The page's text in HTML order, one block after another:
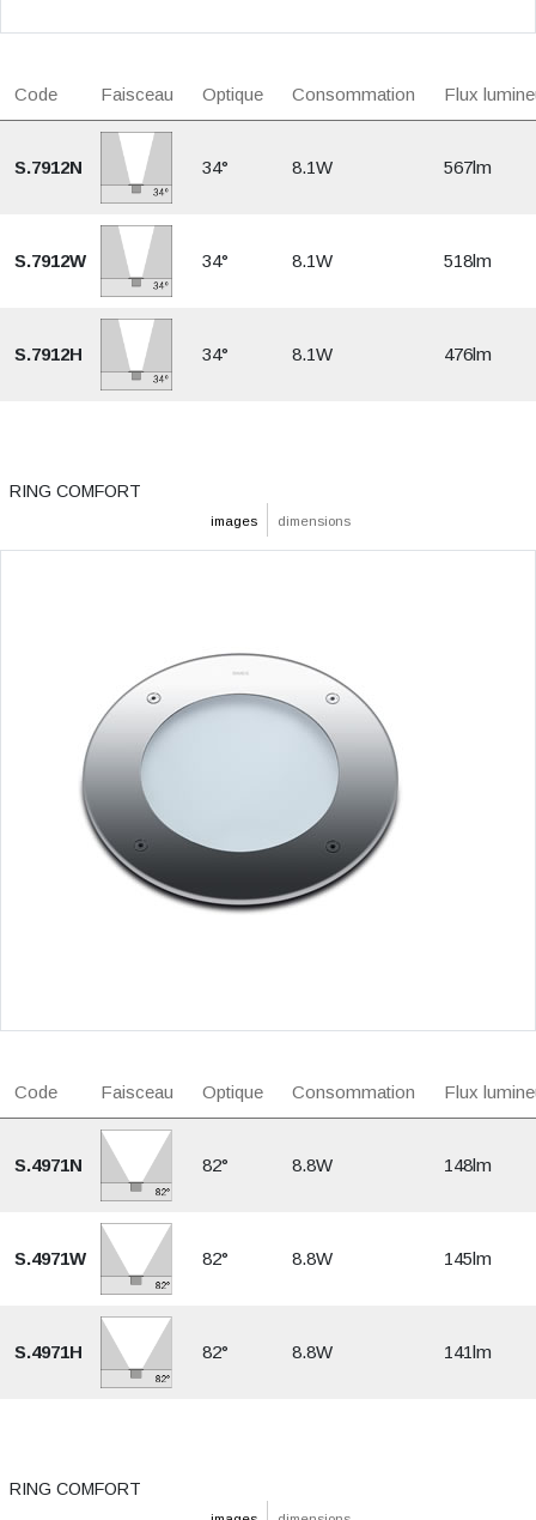
Code Faisceau Optique Consommation Flux
S.7912N 34° 8.1W 567lm
S.7912W 34° 8.1W 518lm
S.7912H 34° 8.1W 476lm
images dimensions
RING COMFORT
Code Faisceau Optique Consommation Flux
S.4971N 82° 8.8W 148lm
S.4971W 82° 8.8W 145lm
S.4971H 82° 8.8W 141lm
RING COMFORT